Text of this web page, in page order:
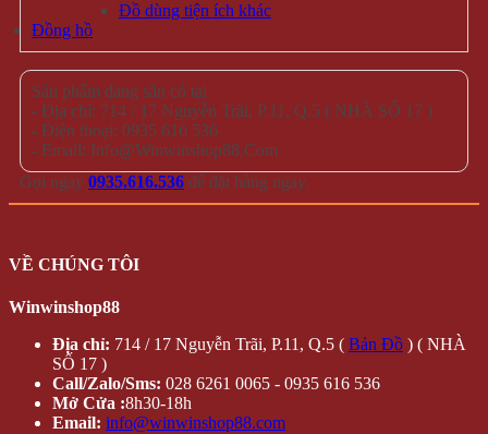
Đồ dùng tiện ích khác
Đồng hồ
Sản phẩm đang sẵn có tại
- Địa chỉ: 714 / 17 Nguyễn Trãi, P.11, Q.5 ( NHÀ SỐ 17 )
- Điện thoại: 0935 616 536
- Email: Info@Winwinshop88.Com
Gọi ngay 0935.616.536 để đặt hàng ngay.
VỀ CHÚNG TÔI
Winwinshop88
Địa chỉ: 714 / 17 Nguyễn Trãi, P.11, Q.5 ( Bản Đồ ) ( NHÀ
SỐ 17 )
Call/Zalo/Sms: 028 6261 0065 - 0935 616 536
Mở Cửa :8h30-18h
Email: info@winwinshop88.com